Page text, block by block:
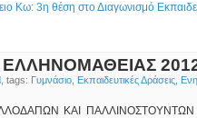
Κω: 3η θέση στο Διαγωνισμό
, tags: Γυμνάσιο Εκπαιδευτικές Δράσεις
ΑΛΛΟΔΑΠΩΝ ΚΑΙ